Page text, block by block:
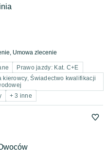
Umowa zlecenie
Prawo jazdy: Kat. C+E
Świadectwo kwalifikacji
+ 3 inne